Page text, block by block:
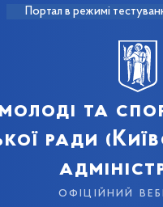
Портал в режимі
та
ради
офіційний